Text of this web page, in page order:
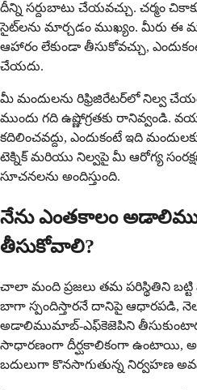
దీన్ని సర్దుబాటు చేయవచ్చు. చర్మం
సైట్‌లను మార్చడం ముఖ్యం. మీరు ఈ
ఆహారం లేకుండా తీసుకోవచ్చు,
చేయదు.
మీ మందులను రిఫ్రిజిరేటర్‌లో నిల్వ
ముందు గది ఉష్ణోగ్రతకు రానివ్వండి.
కదిలించవద్దు, ఎందుకంటే ఇది
టెక్నిక్ మరియు నిల్వపై మీ ఆరోగ్య
సూచనలను అందిస్తుంది.
నేను ఎంతకాలం
తీసుకోవాలి?
చాలా మంది ప్రజలు తమ పరిస్థితిని
బాగా స్పందిస్తారనే దానిపై ఆధారపడి,
అడాలిముమాబ్-ఎఫ్‌కెజెపిని
సాధారణంగా దీర్ఘకాలికంగా ఉంటాయి,
బదులుగా కొనసాగుతున్న నిర్వహణ